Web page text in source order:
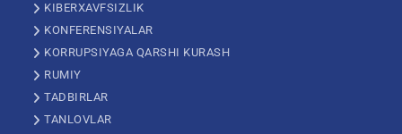
KIBERXAVFSIZLIK
KONFERENSIYALAR
KORRUPSIYAGA QARSHI KURASH
RUMIY
TADBIRLAR
TANLOVLAR